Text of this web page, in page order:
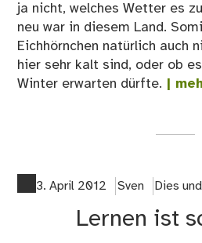
ja nicht, welches Wetter es
neu war in diesem Land.
Eichhörnchen natürlich auch
hier sehr kalt sind, oder ob
Winter erwarten dürfte. |
3. April 2012 Sven Dies
Lernen ist